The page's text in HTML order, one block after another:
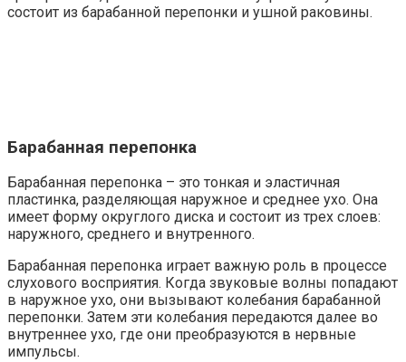
состоит из барабанной перепонки и ушной раковины.
Барабанная перепонка
Барабанная перепонка – это тонкая и эластичная
пластинка, разделяющая наружное и среднее ухо. Она
имеет форму округлого диска и состоит из трех слоев:
наружного, среднего и внутренного.
Барабанная перепонка играет важную роль в процессе
слухового восприятия. Когда звуковые волны попадают
в наружное ухо, они вызывают колебания барабанной
перепонки. Затем эти колебания передаются далее во
внутреннее ухо, где они преобразуются в нервные
импульсы.